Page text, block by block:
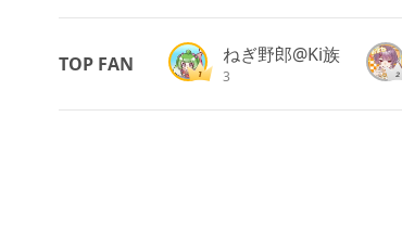
TOP FAN ねぎ野郎@Ki族
3